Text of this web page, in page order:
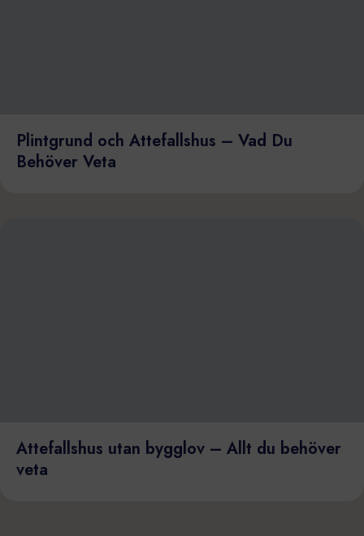
Plintgrund och Attefallshus – Vad Du
Behöver Veta
Attefallshus utan bygglov – Allt du behöver
veta